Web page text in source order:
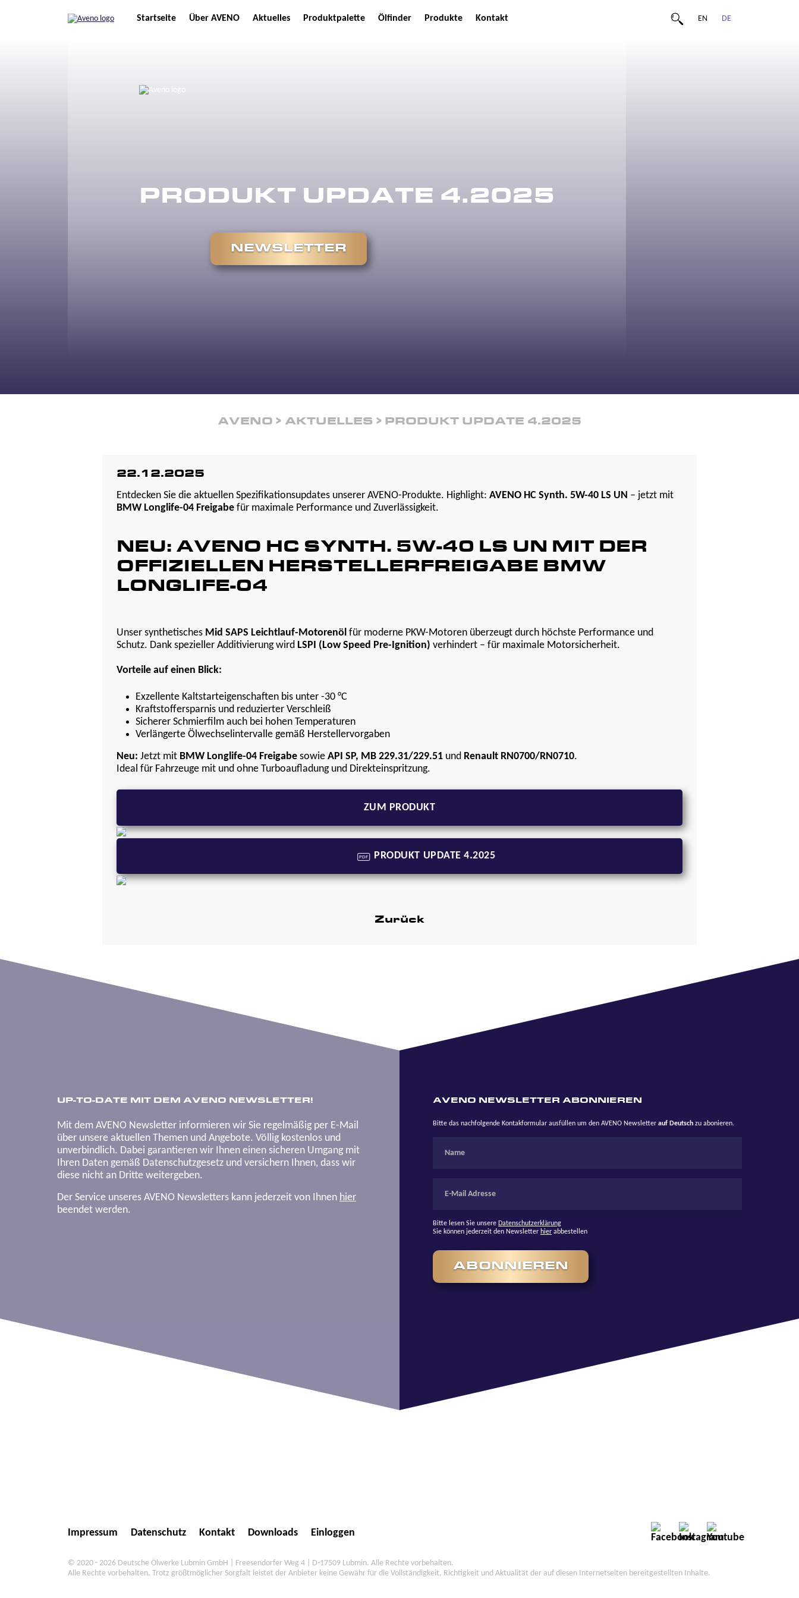
EN DE
Startseite Über AVENO Aktuelles Produktpalette Ölfinder Produkte Kontakt
PRODUKT UPDATE 4.2025
NEWSLETTER
AVENO AKTUELLES PRODUKT UPDATE 4.2025
22.12.2025
Entdecken Sie die aktuellen Spezifikationsupdates unserer AVENO-Produkte. Highlight: AVENO HC Synth. 5W-40 LS UN – jetzt mit
BMW Longlife-04 Freigabe für maximale Performance und Zuverlässigkeit.
NEU: AVENO HC SYNTH. 5W-40 LS UN MIT DER
OFFIZIELLEN HERSTELLERFREIGABE BMW
LONGLIFE-04
Unser synthetisches Mid SAPS Leichtlauf-Motorenöl für moderne PKW-Motoren überzeugt durch höchste Performance und
Schutz. Dank spezieller Additivierung wird LSPI (Low Speed Pre-Ignition) verhindert – für maximale Motorsicherheit.
Vorteile auf einen Blick:
Exzellente Kaltstarteigenschaften bis unter -30 °C
Kraftstoffersparnis und reduzierter Verschleiß
Sicherer Schmierfilm auch bei hohen Temperaturen
Verlängerte Ölwechselintervalle gemäß Herstellervorgaben
Neu: Jetzt mit BMW Longlife-04 Freigabe sowie API SP, MB 229.31/229.51 und Renault RN0700/RN0710.
Ideal für Fahrzeuge mit und ohne Turboaufladung und Direkteinspritzung.
ZUM PRODUKT
PRODUKT UPDATE 4.2025
PDF
Zurück
AVENO NEWSLETTER ABONNIEREN
Bitte das nachfolgende Kontakformular ausfüllen um den AVENO Newsletterauf Deutsch zu abonieren.
Bitte lesen Sie unsere Datenschutzerklärung
Sie können jederzeit den Newsletter hier abbestellen
ABONNIEREN
UP-TO-DATE MIT DEM AVENO NEWSLETTER!
Mit dem AVENO Newsletter informieren wir Sie regelmäßig per E-Mail
über unsere aktuellen Themen und Angebote. Völlig kostenlos und
unverbindlich. Dabei garantieren wir Ihnen einen sicheren Umgang mit
Ihren Daten gemäß Datenschutzgesetz und versichern Ihnen, dass wir
diese nicht an Dritte weitergeben.
Der Service unseres AVENO Newsletters kann jederzeit von Ihnen hier
beendet werden.
Impressum Datenschutz Kontakt Downloads Einloggen
© 2020 - 2026 Deutsche Ölwerke Lubmin GmbH | Freesendorfer Weg 4 | D-17509 Lubmin. Alle Rechte vorbehalten.
Alle Rechte vorbehalten. Trotz größtmöglicher Sorgfalt leistet der Anbieter keine Gewähr für die Vollständigkeit, Richtigkeit und Aktualität der auf diesen Internetseiten bereitgestellten Inhalte.